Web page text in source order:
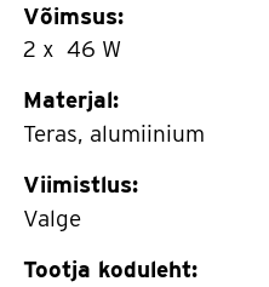
Võimsus:
2 x 46 W
Materjal:
Teras, alumiinium
Viimistlus:
Valge
Tootja koduleht: